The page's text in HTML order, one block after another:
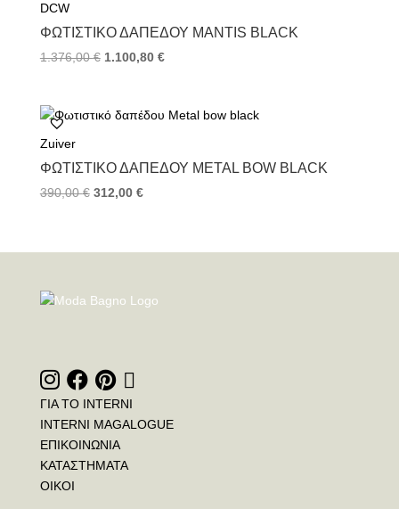
DCW
ΦΩΤΙΣΤΙΚΌ ΔΑΠΈΔΟΥ MANTIS BLACK
1.376,00€ 1.100,80 €
Zuiver
ΦΩΤΙΣΤΙΚΌ ΔΑΠΈΔΟΥ METAL BOW BLACK
390,00€ 312,00 €
ΓΙΑ ΤΟ INTERNI
INTERNI MAGALOGUE
ΕΠΙΚΟΙΝΩΝΙΑ
ΚΑΤΑΣΤΗΜΑΤΑ
ΟΙΚΟΙ